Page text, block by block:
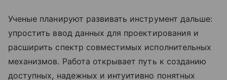
Ученые планируют развивать инструмент дальше:
упростить ввод данных для проектирования и
расширить спектр совместимых исполнительных
механизмов. Работа открывает путь к созданию
доступных, надежных и интуитивно понятных